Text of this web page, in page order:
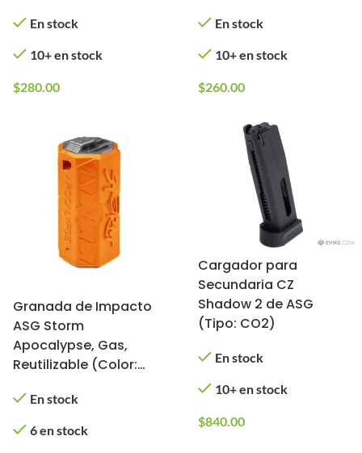
En stock
10+ en stock
$280.00
En stock
10+ en stock
$260.00
Granada de Impacto
ASG Storm
Apocalypse, Gas,
Reutilizable (Color:
En stock
6 en stock
Cargador para
Secundaria CZ
Shadow 2 de ASG
(Tipo: CO2)
En stock
10+ en stock
$840.00